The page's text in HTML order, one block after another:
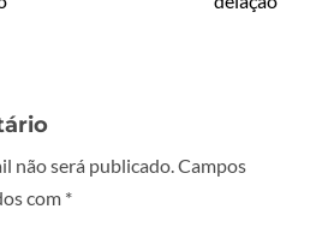
não será publicado.Campos
com *